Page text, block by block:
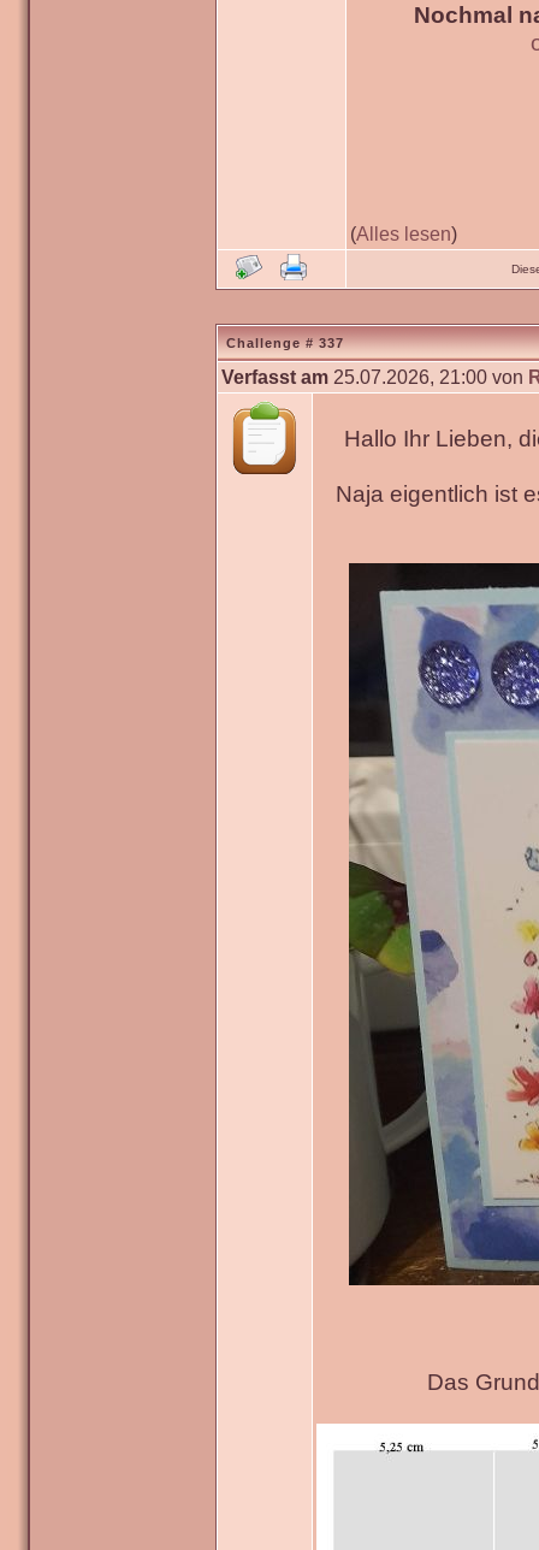
Nochmal
(Alles lesen)
Challenge # 337
Verfasst am 25.07.2026, 21:00 von
Hallo Ihr Lieben,
Naja eigentlich ist
Das